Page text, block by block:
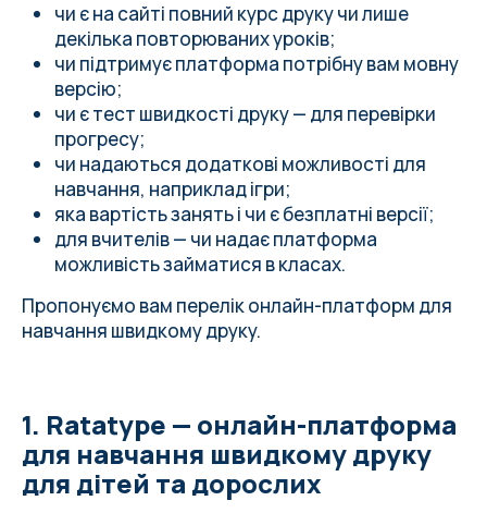
чи є на сайті повний курс друку чи лише
декілька повторюваних уроків;
чи підтримує платформа потрібну вам мовну
версію;
чи є тест швидкості друку — для перевірки
прогресу;
чи надаються додаткові можливості для
навчання, наприклад ігри;
яка вартість занять і чи є безплатні версії;
для вчителів — чи надає платформа
можливість займатися в класах.
Пропонуємо вам перелік онлайн-платформ для
навчання швидкому друку.
1. Ratatype — онлайн-платформа
для навчання швидкому друку
для дітей та дорослих